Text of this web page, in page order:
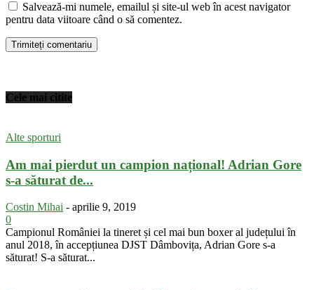
Salvează-mi numele, emailul și site-ul web în acest navigator
pentru data viitoare când o să comentez.
Cele mai citite
Alte sporturi
Am mai pierdut un campion național! Adrian Gore
s-a săturat de...
Costin Mihai - aprilie 9, 2019
0
Campionul României la tineret și cel mai bun boxer al județului în
anul 2018, în accepțiunea DJST Dâmbovița, Adrian Gore s-a
săturat! S-a săturat...